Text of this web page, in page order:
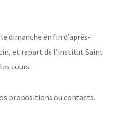
dimanche en fin d’après-
et repart de l’institut Saint
cours.
propositions ou contacts.